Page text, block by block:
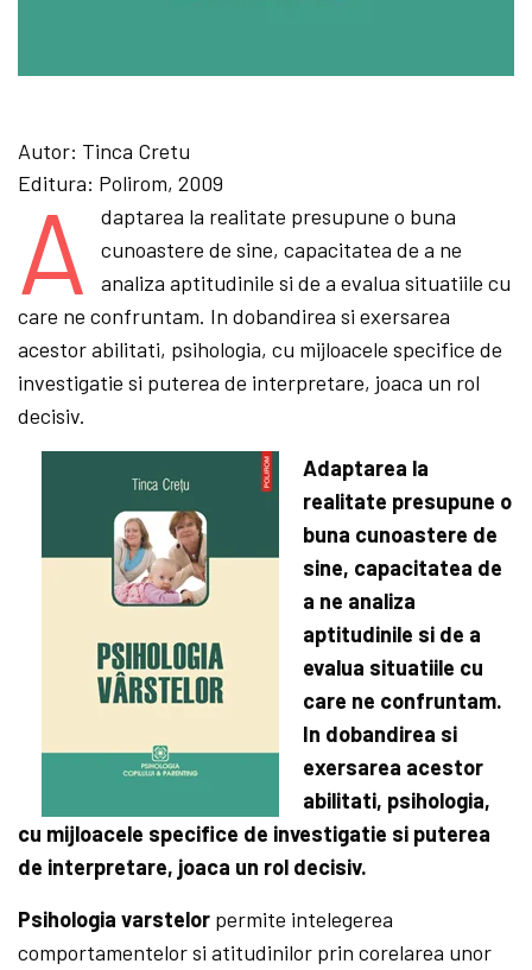
Autor: Tinca Cretu
Editura: Polirom, 2009
A
daptarea la realitate presupune o buna
cunoastere de sine, capacitatea de a ne
analiza aptitudinile si de a evalua situatiile cu
care ne confruntam. In dobandirea si exersarea
acestor abilitati, psihologia, cu mijloacele specifice de
investigatie si puterea de interpretare, joaca un rol
decisiv.
Adaptarea la
realitate presupune o
buna cunoastere de
sine, capacitatea de
a ne analiza
aptitudinile si de a
evalua situatiile cu
care ne confruntam.
In dobandirea si
exersarea acestor
abilitati, psihologia,
cu mijloacele specifice de investigatie si puterea
de interpretare, joaca un rol decisiv.
Psihologia varstelor permite intelegerea
comportamentelor si atitudinilor prin corelarea unor